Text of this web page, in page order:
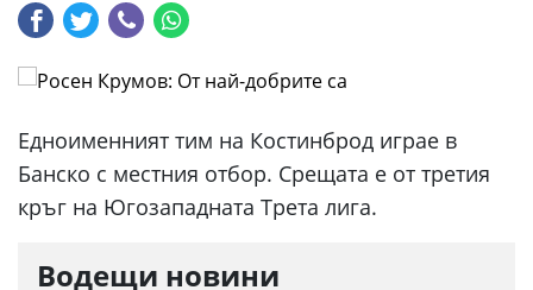
Едноименният тим на Костинброд играе в
Банско с местния отбор. Срещата е от третия
кръг на Югозападната Трета лига.
Водещи новини